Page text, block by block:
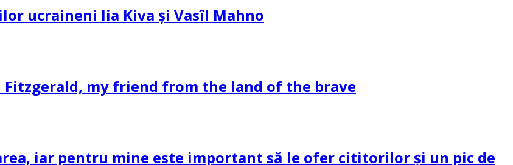
ucraineni Iia Kiva și Vasîl Mahno
Fitzgerald, my friend from the land of the brave
iar pentru mine este important să le ofer cititorilor și un pic de